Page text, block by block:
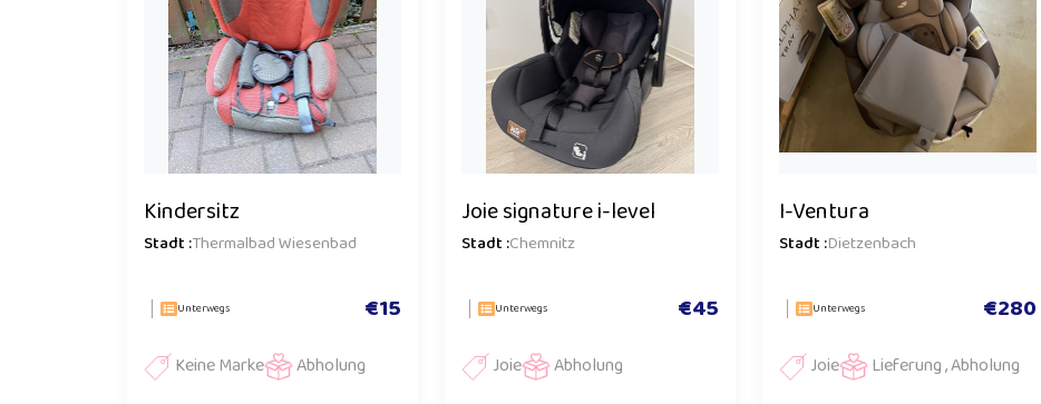
Kindersitz
Stadt :Thermalbad Wiesenbad
Unterwegs €15
Keine Marke Abholung
Joie signature i-level
Stadt :Chemnitz
Unterwegs €45
Joie Abholung
I-Ventura
Stadt :Dietzenbach
Unterwegs €280
Joie Lieferung , Abholung